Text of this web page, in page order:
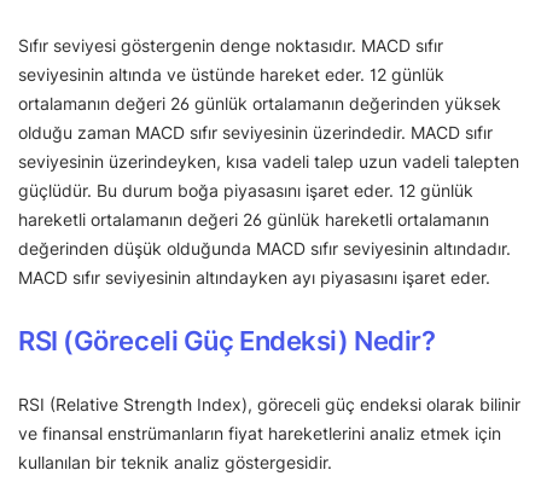
Sıfır seviyesi göstergenin denge noktasıdır. MACD sıfır
seviyesinin altında ve üstünde hareket eder. 12 günlük
ortalamanın değeri 26 günlük ortalamanın değerinden yüksek
olduğu zaman MACD sıfır seviyesinin üzerindedir. MACD sıfır
seviyesinin üzerindeyken, kısa vadeli talep uzun vadeli talepten
güçlüdür. Bu durum boğa piyasasını işaret eder. 12 günlük
hareketli ortalamanın değeri 26 günlük hareketli ortalamanın
değerinden düşük olduğunda MACD sıfır seviyesinin altındadır.
MACD sıfır seviyesinin altındayken ayı piyasasını işaret eder.
RSI (Göreceli Güç Endeksi) Nedir?
RSI (Relative Strength Index), göreceli güç endeksi olarak bilinir
ve finansal enstrümanların fiyat hareketlerini analiz etmek için
kullanılan bir teknik analiz göstergesidir.